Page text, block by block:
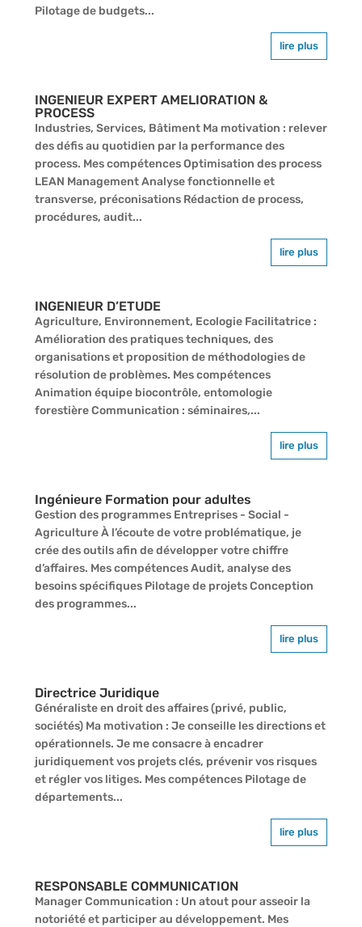
Pilotage de budgets...
lire plus
INGENIEUR EXPERT AMELIORATION &
PROCESS
Industries, Services, Bâtiment Ma motivation : relever
des défis au quotidien par la performance des
process. Mes compétences Optimisation des process
LEAN Management Analyse fonctionnelle et
transverse, préconisations Rédaction de process,
procédures, audit...
lire plus
INGENIEUR D’ETUDE
Agriculture, Environnement, Ecologie Facilitatrice :
Amélioration des pratiques techniques, des
organisations et proposition de méthodologies de
résolution de problèmes. Mes compétences
Animation équipe biocontrôle, entomologie
forestière Communication : séminaires,...
lire plus
Ingénieure Formation pour adultes
Gestion des programmes Entreprises - Social -
Agriculture À l’écoute de votre problématique, je
crée des outils afin de développer votre chiffre
d’affaires. Mes compétences Audit, analyse des
besoins spécifiques Pilotage de projets Conception
des programmes...
lire plus
Directrice Juridique
Généraliste en droit des affaires (privé, public,
sociétés) Ma motivation : Je conseille les directions et
opérationnels. Je me consacre à encadrer
juridiquement vos projets clés, prévenir vos risques
et régler vos litiges. Mes compétences Pilotage de
départements...
lire plus
RESPONSABLE COMMUNICATION
Manager Communication : Un atout pour asseoir la
notoriété et participer au développement. Mes